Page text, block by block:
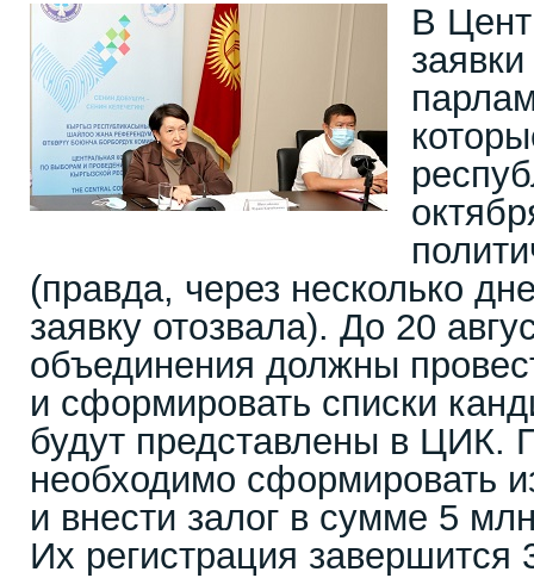
В
(правда, через несколько
заявку отозвала). До 20
объединения должны
и сформировать списки
будут представлены в ЦИК.
необходимо сформировать
и внести залог в сумме 5
Их регистрация завершится